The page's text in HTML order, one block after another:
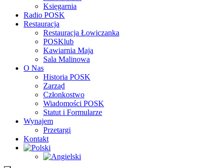
Księgarnia
Radio POSK
Restauracja
Restauracja Łowiczanka
POSKlub
Kawiarnia Maja
Sala Malinowa
O Nas
Historia POSK
Zarząd
Członkostwo
Wiadomości POSK
Statut i Formularze
Wynajem
Przetargi
Kontakt